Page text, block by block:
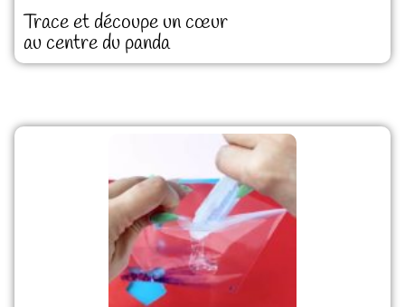
Trace et découpe un cœur
au centre du panda